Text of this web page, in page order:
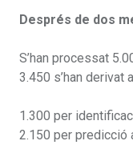
Després de dos
S’han processat
3.450 s’han derivat
1.300 per
2.150 per predicció